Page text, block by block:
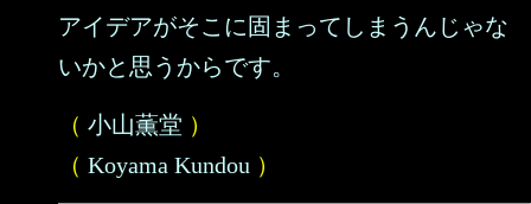
アイデアがそこに固まってしまうんじゃな
いかと思うからです。
（ 小山薫堂 ）
（ Koyama Kundou ）